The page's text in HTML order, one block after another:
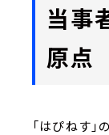
当事
原点
「はぴねす